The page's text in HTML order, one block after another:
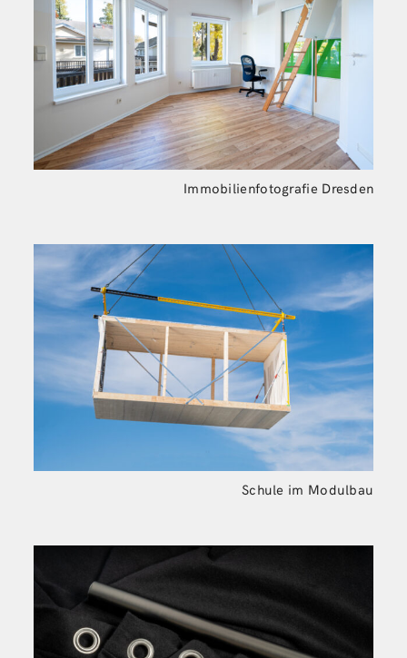
Immobilienfotografie Dresden
Schule im Modulbau